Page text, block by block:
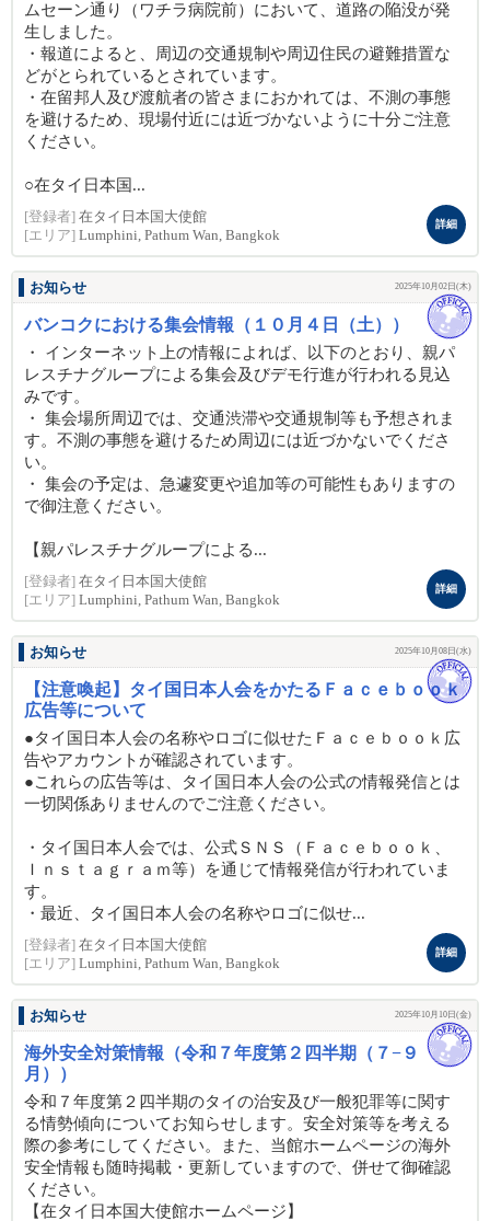
ムセーン通り（ワチラ病院前）において、道路の陥没が発
生しました。
・報道によると、周辺の交通規制や周辺住民の避難措置な
どがとられているとされています。
・在留邦人及び渡航者の皆さまにおかれては、不測の事態
を避けるため、現場付近には近づかないように十分ご注意
ください。
○在タイ日本国...
[登録者] 在タイ日本国大使館
[エリア] Lumphini, Pathum Wan, Bangkok
詳細
お知らせ 2025年10月02日(木)
バンコクにおける集会情報（１０月４日（土））
・ インターネット上の情報によれば、以下のとおり、親パ
レスチナグループによる集会及びデモ行進が行われる見込
みです。
・ 集会場所周辺では、交通渋滞や交通規制等も予想されま
す。不測の事態を避けるため周辺には近づかないでくださ
い。
・ 集会の予定は、急遽変更や追加等の可能性もありますの
で御注意ください。
【親パレスチナグループによる...
[登録者] 在タイ日本国大使館
[エリア] Lumphini, Pathum Wan, Bangkok
詳細
お知らせ 2025年10月08日(水)
【注意喚起】タイ国日本人会をかたるＦａｃｅｂｏｏｋ
広告等について
●タイ国日本人会の名称やロゴに似せたＦａｃｅｂｏｏｋ広
告やアカウントが確認されています。
●これらの広告等は、タイ国日本人会の公式の情報発信とは
一切関係ありませんのでご注意ください。
・タイ国日本人会では、公式ＳＮＳ（Ｆａｃｅｂｏｏｋ、
Ｉｎｓｔａｇｒａｍ等）を通じて情報発信が行われていま
す。
・最近、タイ国日本人会の名称やロゴに似せ...
[登録者] 在タイ日本国大使館
[エリア] Lumphini, Pathum Wan, Bangkok
詳細
お知らせ 2025年10月10日(金)
海外安全対策情報（令和７年度第２四半期（７−９
月））
令和７年度第２四半期のタイの治安及び一般犯罪等に関す
る情勢傾向についてお知らせします。安全対策等を考える
際の参考にしてください。また、当館ホームページの海外
安全情報も随時掲載・更新していますので、併せて御確認
ください。
【在タイ日本国大使館ホームページ】